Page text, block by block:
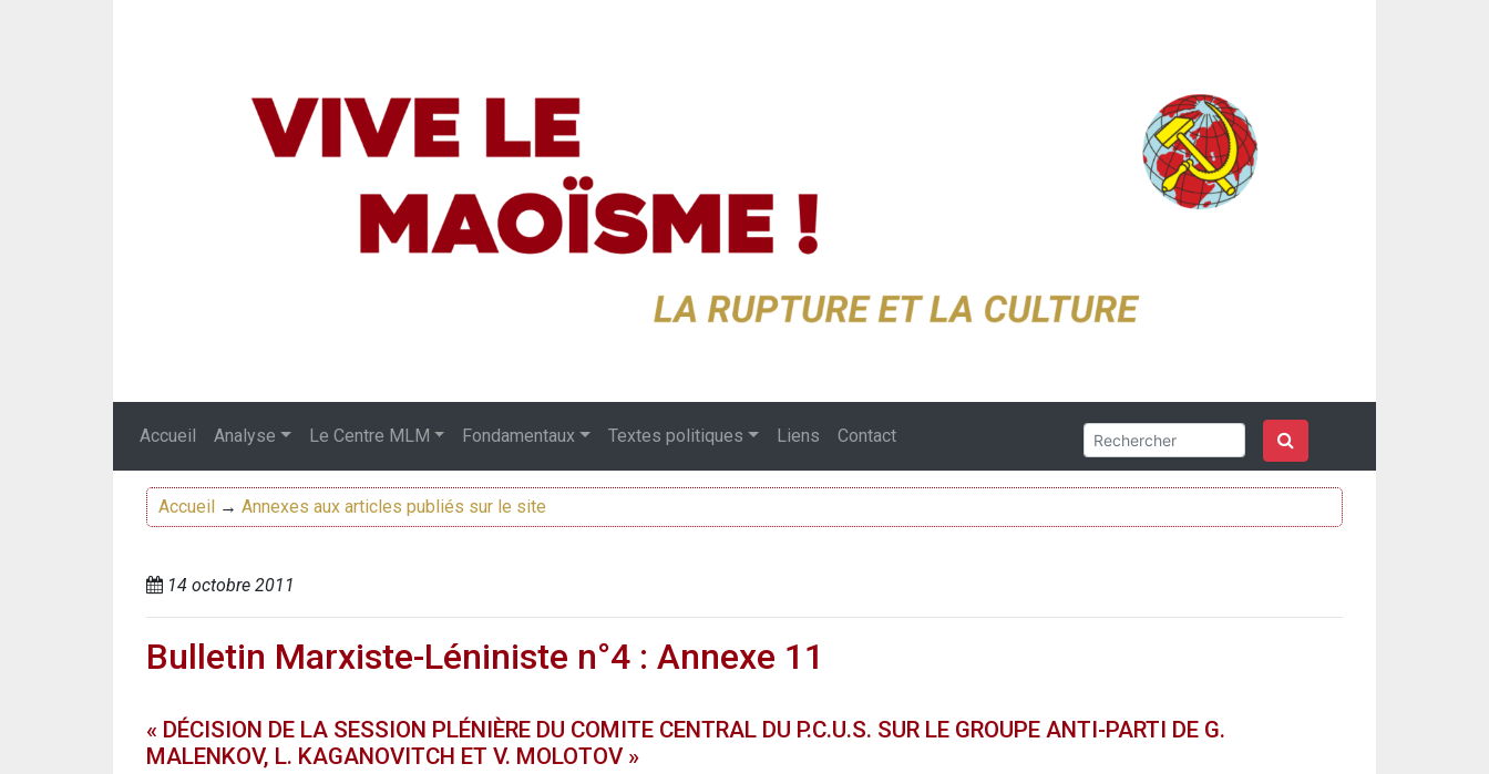
Accueil Analyse Le Centre MLM Fondamentaux Textes politiques Liens Contact
Accueil → Annexes aux articles publiés sur le site
14 octobre 2011
Bulletin Marxiste-Léniniste n°4 : Annexe 11
« DÉCISION DE LA SESSION PLÉNIÈRE DU COMITE CENTRAL DU P.C.U.S. SUR LE GROUPE ANTI-PARTI DE G.
MALENKOV, L. KAGANOVITCH ET V. MOLOTOV »